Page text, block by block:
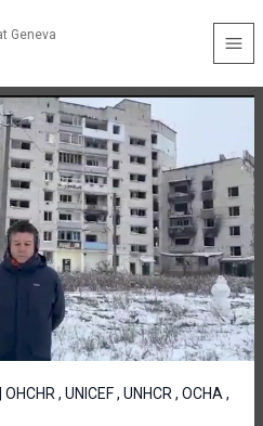
Geneva
, UNICEF , UNHCR , OCHA ,